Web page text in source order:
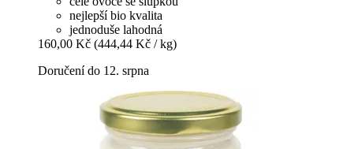
nejlepší bio kvalita
jednoduše lahodná
160,00 Kč (444,44 Kč / kg)
Doručení do 12. srpna